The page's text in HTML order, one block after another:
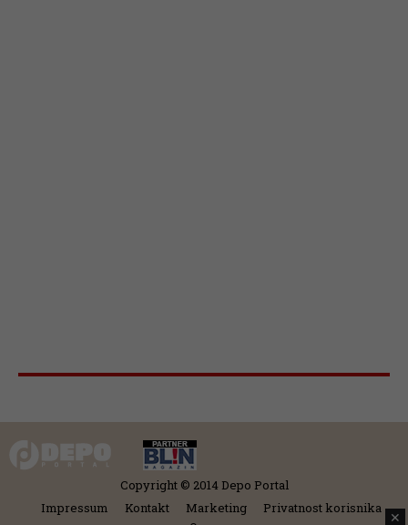
Copyright © 2014 Depo Portal
Impressum
Kontakt Marketing
Privatnost korisnika
✕